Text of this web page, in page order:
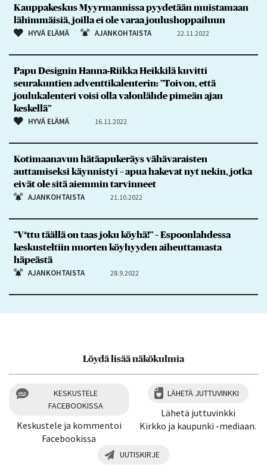
Kauppakeskus Myyrmannissa pyydetään muistamaan
lähimmäisiä, joilla ei ole varaa joulushoppailuun
HYVÄ ELÄMÄ AJANKOHTAISTA 22.11.2022
Papu Designin Hanna-Riikka Heikkilä kuvitti
seurakuntien adventtikalenterin: ”Toivon, että
joulukalenteri voisi olla valonlähde pimeän ajan
keskellä”
HYVÄ ELÄMÄ 16.11.2022
Kotimaanavun hätäapukeräys vähävaraisten
auttamiseksi käynnistyi – apua hakevat nyt nekin, jotka
eivät ole sitä aiemmin tarvinneet
AJANKOHTAISTA 21.10.2022
”V*ttu täällä on taas joku köyhä!” – Espoonlahdessa
keskusteltiin nuorten köyhyyden aiheuttamasta
häpeästä
AJANKOHTAISTA 28.9.2022
Löydä lisää näkökulmia
KESKUSTELE
FACEBOOKISSA
Keskustele ja kommentoi
Facebookissa
LÄHETÄ JUTTUVINKKI
Lähetä juttuvinkki
Kirkko ja kaupunki -mediaan.
UUTISKIRJE